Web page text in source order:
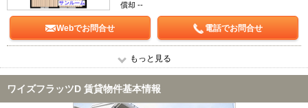
償却 --
Webでお問合せ 電話でお問合せ
もっと見る
ワイズフラッツD 賃貸物件基本情報